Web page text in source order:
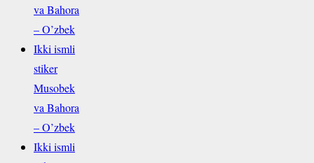
va Bahora
– O’zbek
Ikki ismli
stiker
Musobek
va Bahora
– O’zbek
Ikki ismli